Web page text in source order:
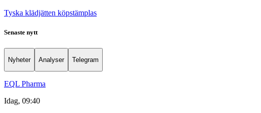
Tyska klädjätten köpstämplas
Senaste nytt
Nyheter Analyser Telegram
EQL Pharma
Idag, 09:40